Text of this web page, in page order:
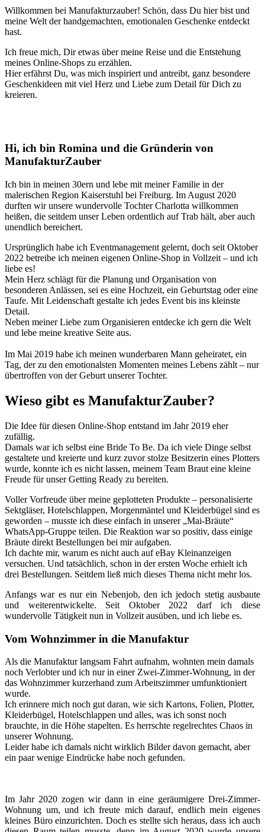
Willkommen bei Manufakturzauber! Schön, dass Du hier bist und
meine Welt der handgemachten, emotionalen Geschenke entdeckt
hast.
Ich freue mich, Dir etwas über meine Reise und die Entstehung
meines Online-Shops zu erzählen.
Hier erfährst Du, was mich inspiriert und antreibt, ganz besondere
Geschenkideen mit viel Herz und Liebe zum Detail für Dich zu
kreieren.
Hi, ich bin Romina und die Gründerin von
ManufakturZauber
Ich bin in meinen 30ern und lebe mit meiner Familie in der
malerischen Region Kaiserstuhl bei Freiburg. Im August 2020
durften wir unsere wundervolle Tochter Charlotta willkommen
heißen, die seitdem unser Leben ordentlich auf Trab hält, aber auch
unendlich bereichert.
Ursprünglich habe ich Eventmanagement gelernt, doch seit Oktober
2022 betreibe ich meinen eigenen Online-Shop in Vollzeit – und ich
liebe es!
Mein Herz schlägt für die Planung und Organisation von
besonderen Anlässen, sei es eine Hochzeit, ein Geburtstag oder eine
Taufe. Mit Leidenschaft gestalte ich jedes Event bis ins kleinste
Detail.
Neben meiner Liebe zum Organisieren entdecke ich gern die Welt
und lebe meine kreative Seite aus.
Im Mai 2019 habe ich meinen wunderbaren Mann geheiratet, ein
Tag, der zu den emotionalsten Momenten meines Lebens zählt – nur
übertroffen von der Geburt unserer Tochter.
Wieso gibt es ManufakturZauber?
Die Idee für diesen Online-Shop entstand im Jahr 2019 eher
zufällig.
Damals war ich selbst eine Bride To Be. Da ich viele Dinge selbst
gestaltete und kreierte und kurz zuvor stolze Besitzerin eines Plotters
wurde, konnte ich es nicht lassen, meinem Team Braut eine kleine
Freude für unser Getting Ready zu bereiten.
Voller Vorfreude über meine geplotteten Produkte – personalisierte
Sektgläser, Hotelschlappen, Morgenmäntel und Kleiderbügel sind es
geworden – musste ich diese einfach in unserer „Mai-Bräute“
WhatsApp-Gruppe teilen. Die Reaktion war so positiv, dass einige
Bräute direkt Bestellungen bei mir aufgaben.
Ich dachte mir, warum es nicht auch auf eBay Kleinanzeigen
versuchen. Und tatsächlich, schon in der ersten Woche erhielt ich
drei Bestellungen. Seitdem ließ mich dieses Thema nicht mehr los.
Anfangs war es nur ein Nebenjob, den ich jedoch stetig ausbaute
und weiterentwickelte. Seit Oktober 2022 darf ich diese
wundervolle Tätigkeit nun in Vollzeit ausüben, und ich liebe es.
Vom Wohnzimmer in die Manufaktur
Als die Manufaktur langsam Fahrt aufnahm, wohnten mein damals
noch Verlobter und ich nur in einer Zwei-Zimmer-Wohnung, in der
das Wohnzimmer kurzerhand zum Arbeitszimmer umfunktioniert
wurde.
Ich erinnere mich noch gut daran, wie sich Kartons, Folien, Plotter,
Kleiderbügel, Hotelschlappen und alles, was ich sonst noch
brauchte, in die Höhe stapelten. Es herrschte regelrechtes Chaos in
unserer Wohnung.
Leider habe ich damals nicht wirklich Bilder davon gemacht, aber
ein paar wenige Eindrücke habe noch gefunden.
Im Jahr 2020 zogen wir dann in eine geräumigere Drei-Zimmer-
Wohnung um, und ich freute mich darauf, endlich mein eigenes
kleines Büro einzurichten. Doch es stellte sich heraus, dass ich auch